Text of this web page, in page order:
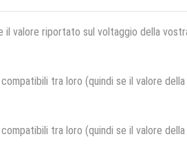
valore riportato sul voltaggio della
tra loro (quindi se il valore
tra loro (quindi se il valore